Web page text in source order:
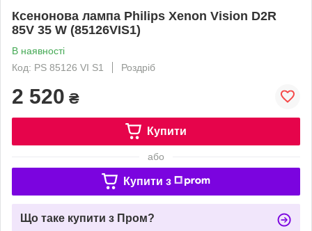
Ксенонова лампа Philips Xenon Vision D2R
85V 35 W (85126VIS1)
В наявності
Код: PS 85126 VI S1
Роздріб
2 520 ₴
Купити
або
Купити з
Що таке купити з Пром?